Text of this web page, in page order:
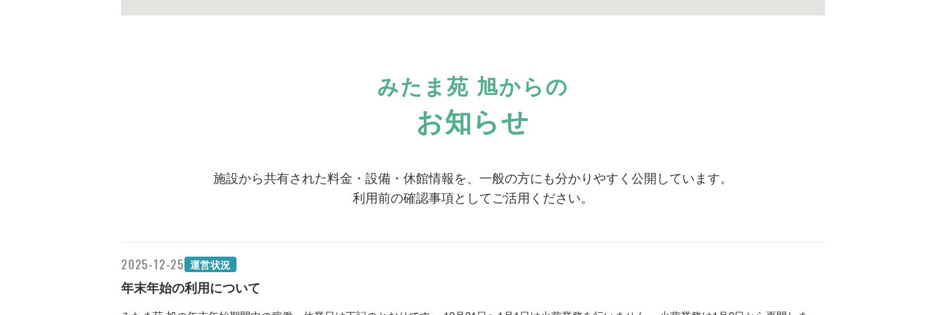
みたま苑 旭からの
お知らせ
施設から共有された料金・設備・休館情報を、一般の方にも分かりやすく公開しています。
利用前の確認事項としてご活用ください。
2025-12-25 運営状況
年末年始の利用について